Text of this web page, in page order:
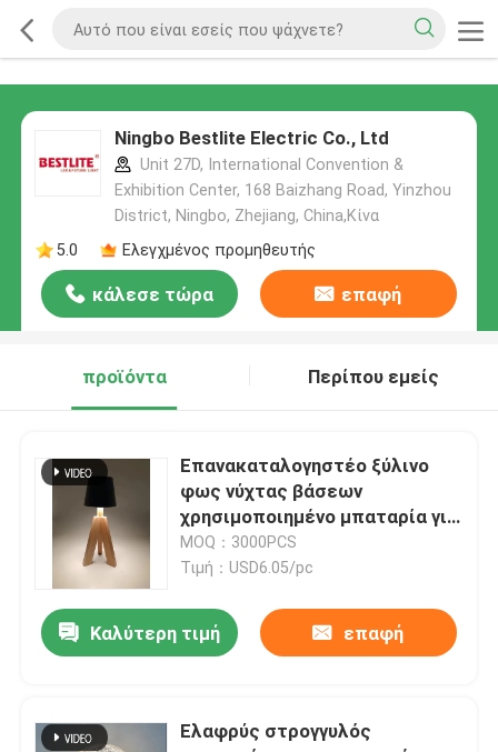
Ningbo Bestlite Electric Co., Ltd
Unit 27D, International Convention &
Exhibition Center, 168 Baizhang Road, Yinzhou
District, Ningbo, Zhejiang, China,Κίνα
5.0
Ελεγχμένος προμηθευτής
κάλεσε τώρα επαφή
προϊόντα Περίπου εμείς
Επανακαταλογηστέο ξύλινο
φως νύχτας βάσεων
χρησιμοποιημένο μπαταρία για
το βρεφικό σταθμό 200lm
MOQ：3000PCS
Τιμή：USD6.05/pc
Καλύτερη τιμή επαφή
Ελαφρύς στρογγυλός